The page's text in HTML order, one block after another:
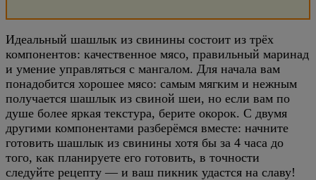
Идеальный шашлык из свинины состоит из трёх
компонентов: качественное мясо, правильный маринад
и умение управляться с мангалом. Для начала вам
понадобится хорошее мясо: самым мягким и нежным
получается шашлык из свиной шеи, но если вам по
душе более яркая текстура, берите окорок. С двумя
другими компонентами разберёмся вместе: начните
готовить шашлык из свинины хотя бы за 4 часа до
того, как планируете его готовить, в точности
следуйте рецепту — и ваш пикник удастся на славу!